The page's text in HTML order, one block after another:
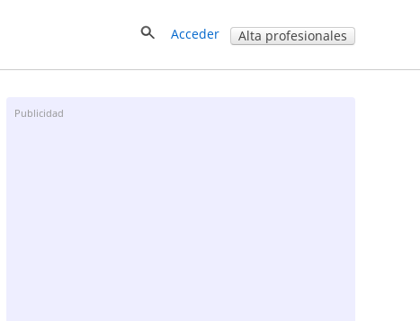
Acceder Alta profesionales
Publicidad